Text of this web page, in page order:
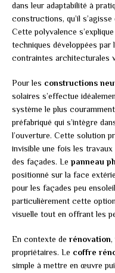
dans leur adaptabilité à
constructions, qu’il
Cette polyvalence
techniques développées
contraintes architecturales
Pour les constructions
solaires s’effectue
système le plus
préfabriqué qui s’intègre
l’ouverture. Cette solution
invisible une fois les travaux
des façades. Le panneau
positionné sur la face
pour les façades peu
particulièrement cette
visuelle tout en offrant les
En contexte de rénovation,
propriétaires. Le coffre
simple à mettre en œuvre